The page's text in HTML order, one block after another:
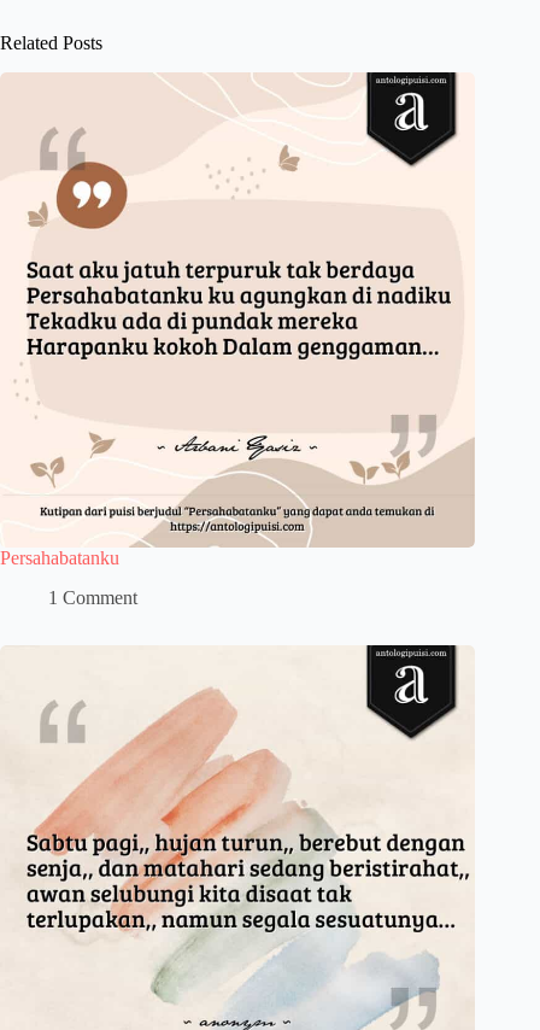
Related Posts
Persahabatanku
1 Comment